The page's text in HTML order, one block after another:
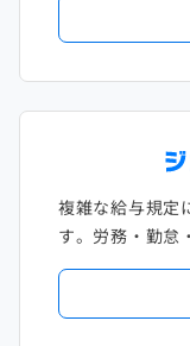
複雑な給与規定
す。労務・勤怠